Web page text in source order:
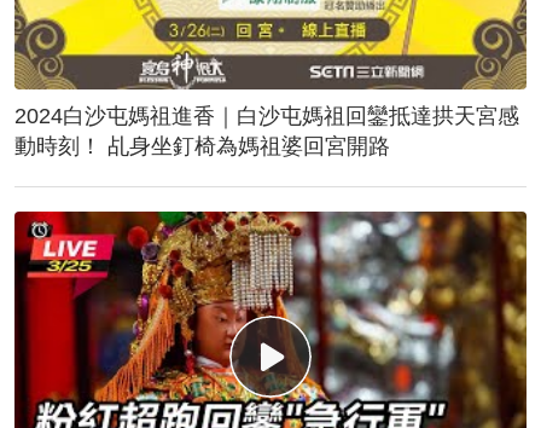
2024白沙屯媽祖進香｜白沙屯媽祖回鑾抵達拱天宮感
動時刻！ 乩身坐釘椅為媽祖婆回宮開路